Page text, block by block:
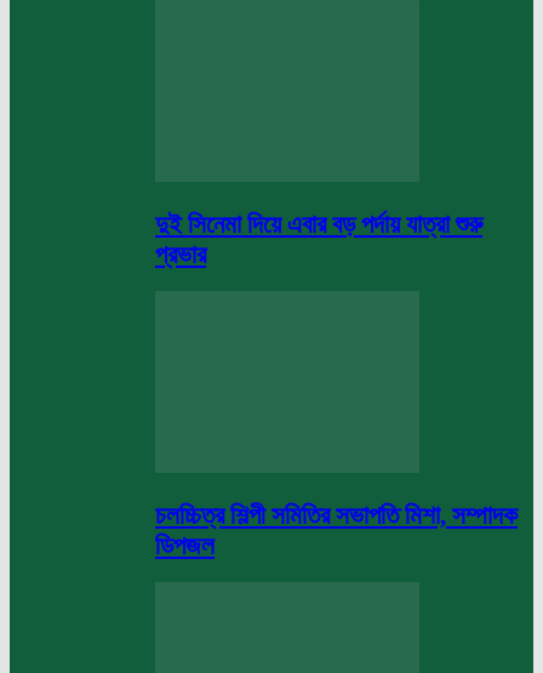
দুই সিনেমা দিয়ে এবার বড় পর্দায় যাত্রা শুরু
প্রভার
চলচ্চিত্র শিল্পী সমিতির সভাপতি মিশা, সম্পাদক
ডিপজল